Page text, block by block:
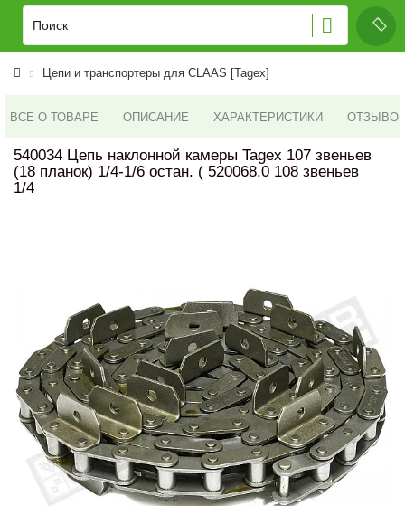
Цепи и транспортеры для CLAAS [Tagex]
ВСЕ О ТОВАРЕ ОПИСАНИЕ ХАРАКТЕРИСТИКИ ОТЗЫВОВ
540034 Цепь наклонной камеры Tagex 107 звеньев
(18 планок) 1/4-1/6 остан. ( 520068.0 108 звеньев
1/4